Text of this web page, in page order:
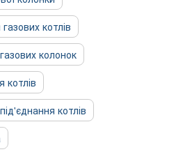
котлів
колонок
котлів
котлів